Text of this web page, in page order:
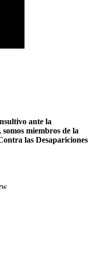
ante la
miembros de la
las Desapariciones